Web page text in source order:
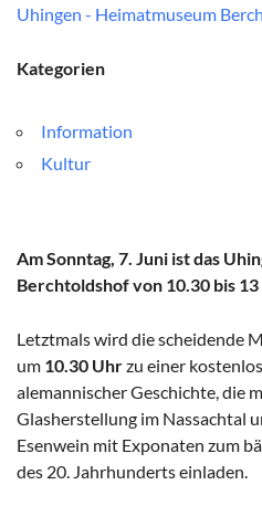
Uhingen - Heimatmuseum
Kategorien
Information
Kultur
Am Sonntag, 7. Juni ist das
Berchtoldshof von 10.30 bis
Letztmals wird die scheidende
um 10.30 Uhrzu einer
alemannischer Geschichte, die
Glasherstellung im Nassachtal
Esenwein mit Exponaten zum
des 20. Jahrhunderts einladen.